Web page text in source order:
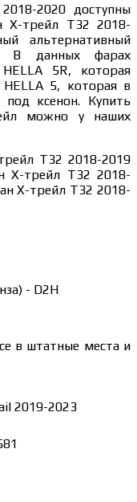
2020 доступны
Х-трейл Т32 2018-
альтернативный
В данных фарах
HELLA 5R, которая
5, которая в
ксенон. Купить
можно у наших
Т32 2018-2019
Х-трейл Т32 2018-
Х-трейл Т32 2018-
- D2H
в штатные места и
2019-2023